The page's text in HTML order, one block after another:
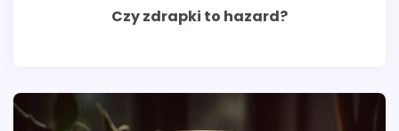
Czy zdrapki to hazard?